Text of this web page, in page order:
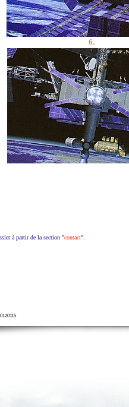
6.
à partir de la section "contact".